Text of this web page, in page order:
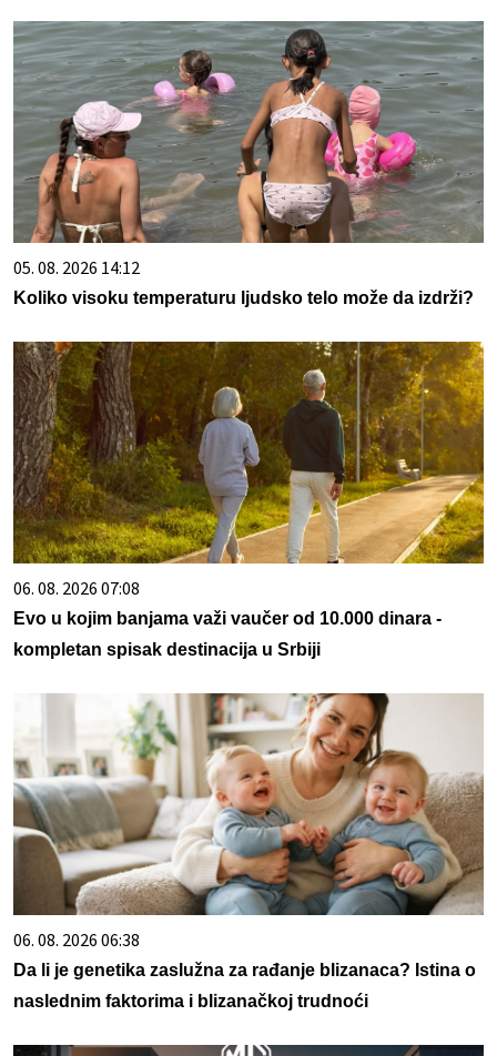
05. 08. 2026 14:12
Koliko visoku temperaturu ljudsko telo može da izdrži?
06. 08. 2026 07:08
Evo u kojim banjama važi vaučer od 10.000 dinara -
kompletan spisak destinacija u Srbiji
06. 08. 2026 06:38
Da li je genetika zaslužna za rađanje blizanaca? Istina o
naslednim faktorima i blizanačkoj trudnoći